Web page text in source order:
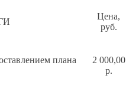
Цена,
руб.
плана
2 000,00
р.